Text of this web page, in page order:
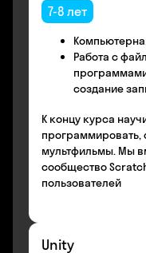
7-8 лет
Работа с
создание
К концу курса
программировать,
мультфильмы. Мы
сообщество
пользователей
Unity